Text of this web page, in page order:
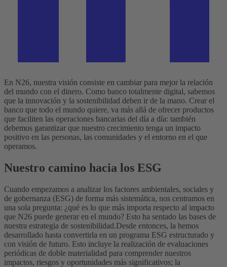
En N26, nuestra visión consiste en cambiar para mejor la relación
del mundo con el dinero. Como banco totalmente digital, sabemos
que la innovación y la sostenibilidad deben ir de la mano. Crear el
banco que todo el mundo quiere, va más allá de ofrecer productos
que faciliten las operaciones bancarias del día a día: también
debemos garantizar que nuestro crecimiento tenga un impacto
positivo en las personas, las comunidades y el entorno en el que
operamos.
Nuestro camino hacia los ESG
Cuando empezamos a analizar los factores ambientales, sociales y
de gobernanza (ESG) de forma más sistemática, nos centramos en
una sola pregunta: ¿qué es lo que más importa respecto al impacto
que N26 puede generar en el mundo? Esto ha sentado las bases de
nuestra estrategia de sostenibilidad.Desde entonces, la hemos
desarrollado hasta convertirla en un programa ESG estructurado y
con visión de futuro. Esto incluye la realización de evaluaciones
periódicas de doble materialidad para comprender nuestros
impactos, riesgos y oportunidades más significativos; la